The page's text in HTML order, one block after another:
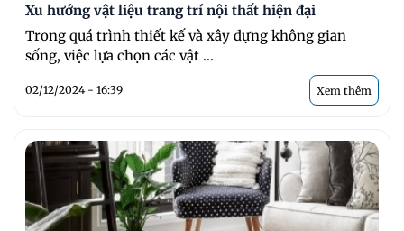
Xu hướng vật liệu trang trí nội thất hiện đại
Trong quá trình thiết kế và xây dựng không gian
sống, việc lựa chọn các vật ...
02/12/2024 - 16:39 Xem thêm